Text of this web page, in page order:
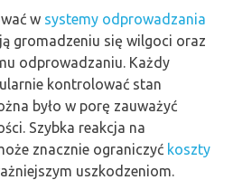
w systemy odprowadzania
gromadzeniu się wilgoci oraz
odprowadzaniu. Każdy
kontrolować stan
było w porę zauważyć
Szybka reakcja na
znacznie ograniczyć koszty
uszkodzeniom.